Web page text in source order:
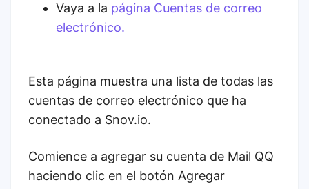
Vaya a la página Cuentas de correo
electrónico.
Esta página muestra una lista de todas las
cuentas de correo electrónico que ha
conectado a Snov.io.
Comience a agregar su cuenta de Mail QQ
haciendo clic en el botón Agregar